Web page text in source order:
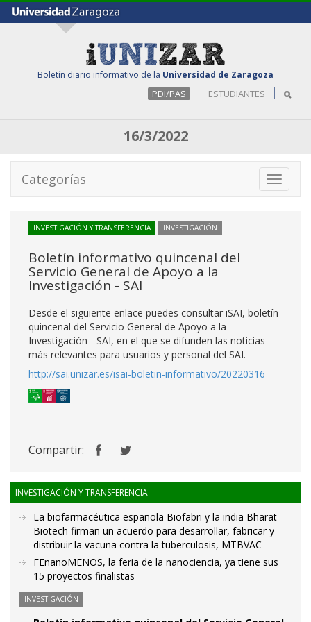
Boletín diario informativo de la Universidad de Zaragoza
PDI/PAS ESTUDIANTES
16/3/2022
Toggle
Categorías
INVESTIGACIÓN Y TRANSFERENCIA INVESTIGACIÓN
Boletín informativo quincenal del
Servicio General de Apoyo a la
Investigación - SAI
Desde el siguiente enlace puedes consultar iSAI, boletín
quincenal del Servicio General de Apoyo a la
Investigación - SAI, en el que se difunden las noticias
más relevantes para usuarios y personal del SAI.
http://sai.unizar.es/isai-boletin-informativo/20220316
Compartir:
INVESTIGACIÓN Y TRANSFERENCIA
La biofarmacéutica española Biofabri y la india Bharat
Biotech firman un acuerdo para desarrollar, fabricar y
distribuir la vacuna contra la tuberculosis, MTBVAC
FEnanoMENOS, la feria de la nanociencia, ya tiene sus
15 proyectos finalistas
INVESTIGACIÓN